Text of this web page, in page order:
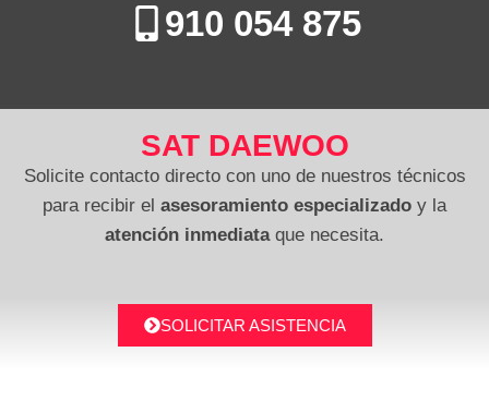
910 054 875
SAT DAEWOO
Solicite contacto directo con uno de nuestros técnicos
para recibir el asesoramiento especializado y la
atención inmediataque necesita.
SOLICITAR ASISTENCIA